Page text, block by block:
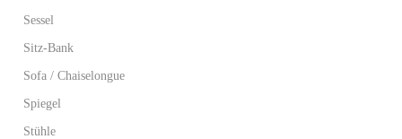
Sessel
Sitz-Bank
Sofa / Chaiselongue
Spiegel
Stühle